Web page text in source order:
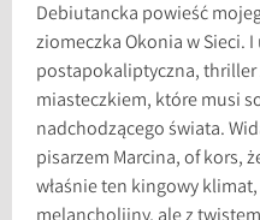
Debiutancka powieść
ziomeczka Okonia w Sieci.
postapokaliptyczna, thriller
miasteczkiem, które musi
nadchodzącego świata.
pisarzem Marcina, of kors,
właśnie ten kingowy